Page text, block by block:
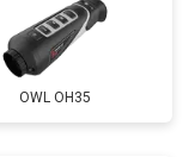
OWL OH35